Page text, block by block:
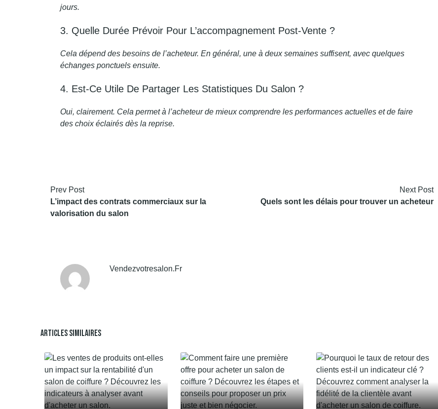
jours.
3. Quelle Durée Prévoir Pour L’accompagnement Post-Vente ?
Cela dépend des besoins de l’acheteur. En général, une à deux semaines suffisent, avec quelques
échanges ponctuels ensuite.
4. Est-Ce Utile De Partager Les Statistiques Du Salon ?
Oui, clairement. Cela permet à l’acheteur de mieux comprendre les performances actuelles et de faire
des choix éclairés dès la reprise.
Prev Post
L’impact des contrats commerciaux sur la
valorisation du salon
Next Post
Quels sont les délais pour trouver un acheteur
Vendezvotresalon.fr
Articles Similaires